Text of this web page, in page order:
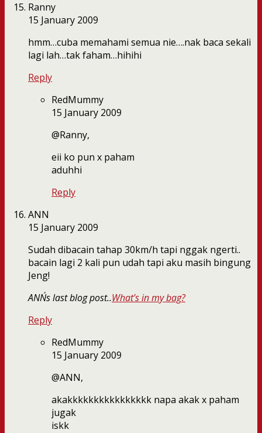
Ranny
15 January 2009
hmm…cuba memahami semua nie….nak baca sekali
lagi lah…tak faham…hihihi
Reply
RedMummy
15 January 2009
@Ranny,
eii ko pun x paham
aduhhi
Reply
ANN
15 January 2009
Sudah dibacain tahap 30km/h tapi nggak ngerti..
bacain lagi 2 kali pun udah tapi aku masih bingung
Jeng!
ANN´s last blog post..What’s in my bag?
Reply
RedMummy
15 January 2009
@ANN,
akakkkkkkkkkkkkkkkk napa akak x paham
jugak
iskk